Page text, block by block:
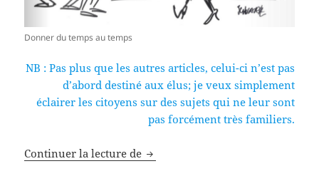
Donner du temps au temps
NB : Pas plus que les autres articles, celui-ci n’est pas
d’abord destiné aux élus; je veux simplement
éclairer les citoyens sur des sujets qui ne leur sont
pas forcément très familiers.
Continuer la lecture de La balance des pouvoirs locaux